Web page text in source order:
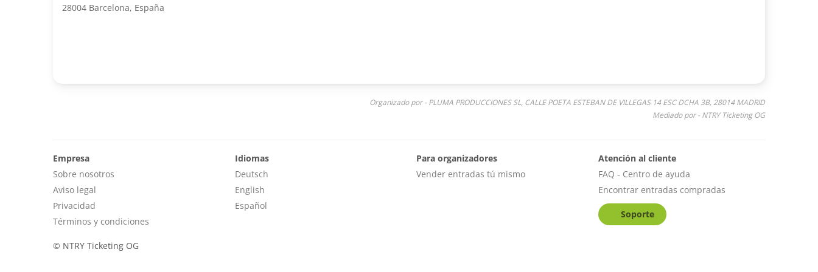
28004 Barcelona, España
Organizado por - PLUMA PRODUCCIONES SL, CALLE POETA ESTEBAN DE VILLEGAS 14 ESC DCHA 3B, 28014 MADRID
Mediado por - NTRY Ticketing OG
Empresa
Sobre nosotros
Aviso legal
Privacidad
Términos y condiciones
Idiomas
Deutsch
English
Español
Para organizadores
Vender entradas tú mismo
Atención al cliente
FAQ - Centro de ayuda
Encontrar entradas compradas
Soporte
© NTRY Ticketing OG